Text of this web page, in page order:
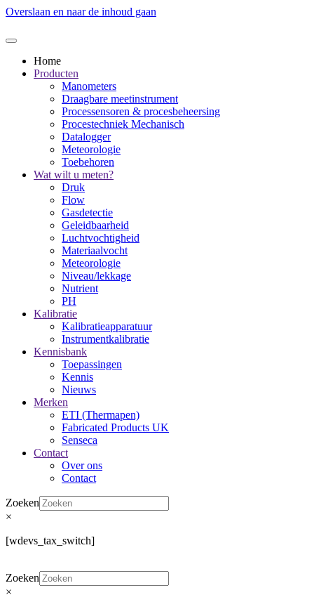
Overslaan en naar de inhoud gaan
Home
Producten
Manometers
Draagbare meetinstrument
Processensoren & procesbeheersing
Procestechniek Mechanisch
Datalogger
Meteorologie
Toebehoren
Wat wilt u meten?
Druk
Flow
Gasdetectie
Geleidbaarheid
Luchtvochtigheid
Materiaalvocht
Meteorologie
Niveau/lekkage
Nutrient
PH
Kalibratie
Kalibratieapparatuur
Instrumentkalibratie
Kennisbank
Toepassingen
Kennis
Nieuws
Merken
ETI (Thermapen)
Fabricated Products UK
Senseca
Contact
Over ons
Contact
Zoeken
×
[wdevs_tax_switch]
Zoeken
×